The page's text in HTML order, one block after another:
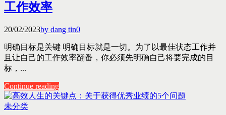
工作效率
20/02/2023by dang tin0
明确目标是关键 明确目标就是一切。为了以最佳状态工作并
且让自己的工作效率翻番，你必须先明确自己将要完成的目
标，...
Continue reading
未分类